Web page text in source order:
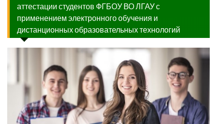
аттестации студентов ФГБОУ ВО ЛГАУ с
применением электронного обучения и
дистанционных образовательных технологий